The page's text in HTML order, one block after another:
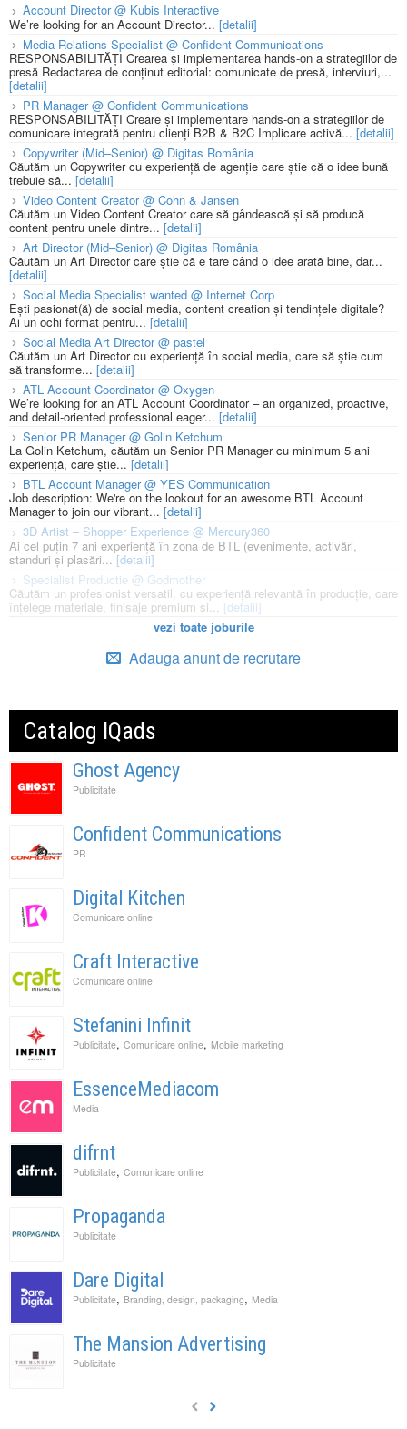
Account Director @ Kubis Interactive
We’re looking for an Account Director... [detalii]
Media Relations Specialist @ Confident Communications
RESPONSABILITĂȚI Crearea și implementarea hands-on a strategiilor de
presă Redactarea de conținut editorial: comunicate de presă, interviuri,...
[detalii]
PR Manager @ Confident Communications
RESPONSABILITĂȚI Creare și implementare hands-on a strategiilor de
comunicare integrată pentru clienți B2B & B2C Implicare activă... [detalii]
Copywriter (Mid–Senior) @ Digitas România
Căutăm un Copywriter cu experiență de agenție care știe că o idee bună
trebuie să... [detalii]
Video Content Creator @ Cohn & Jansen
Căutăm un Video Content Creator care să gândească și să producă
content pentru unele dintre... [detalii]
Art Director (Mid–Senior) @ Digitas România
Căutăm un Art Director care știe că e tare când o idee arată bine, dar...
[detalii]
Social Media Specialist wanted @ Internet Corp
Ești pasionat(ă) de social media, content creation și tendințele digitale?
Ai un ochi format pentru... [detalii]
Social Media Art Director @ pastel
Căutăm un Art Director cu experiență în social media, care să știe cum
să transforme... [detalii]
ATL Account Coordinator @ Oxygen
We’re looking for an ATL Account Coordinator – an organized, proactive,
and detail-oriented professional eager... [detalii]
Senior PR Manager @ Golin Ketchum
La Golin Ketchum, căutăm un Senior PR Manager cu minimum 5 ani
experiență, care știe... [detalii]
BTL Account Manager @ YES Communication
Job description: We're on the lookout for an awesome BTL Account
Manager to join our vibrant... [detalii]
3D Artist – Shopper Experience @ Mercury360
Ai cel puțin 7 ani experiență în zona de BTL (evenimente, activări,
standuri și plasări...[detalii]
Specialist Productie @ Godmother
Căutăm un profesionist versatil, cu experiență relevantă în producție, care
înțelege materiale, finisaje premium și... [detalii]
vezi toate joburile
Adauga anunt de recrutare
Catalog IQads
Ghost Agency
Publicitate
Confident Communications
PR
Digital Kitchen
Comunicare online
Craft Interactive
Comunicare online
Stefanini Infinit
Publicitate, Comunicare online, Mobile marketing
EssenceMediacom
Media
difrnt
Publicitate, Comunicare online
Propaganda
Publicitate
Dare Digital
Publicitate, Branding, design, packaging, Media
The Mansion Advertising
Publicitate